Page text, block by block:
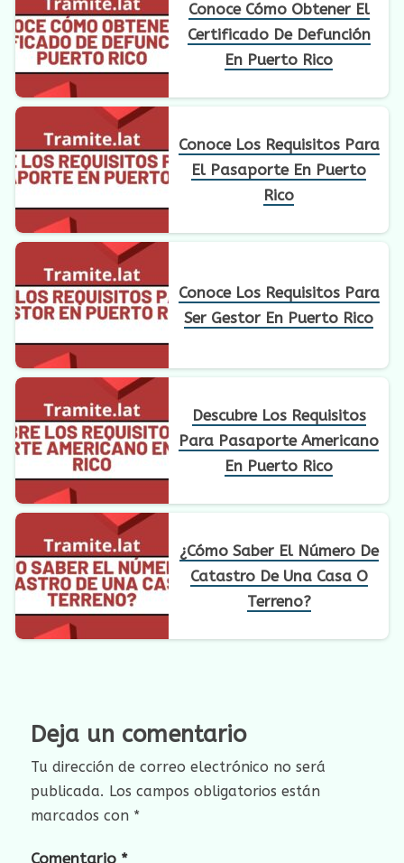
Conoce Cómo Obtener El
Certificado De Defunción
En Puerto Rico
Conoce Los Requisitos Para
El Pasaporte En Puerto
Rico
Conoce Los Requisitos Para
Ser Gestor En Puerto Rico
Descubre Los Requisitos
Para Pasaporte Americano
En Puerto Rico
¿Cómo Saber El Número De
Catastro De Una Casa O
Terreno?
Deja un comentario
Tu dirección de correo electrónico no será
publicada. Los campos obligatorios están
marcados con *
Comentario *